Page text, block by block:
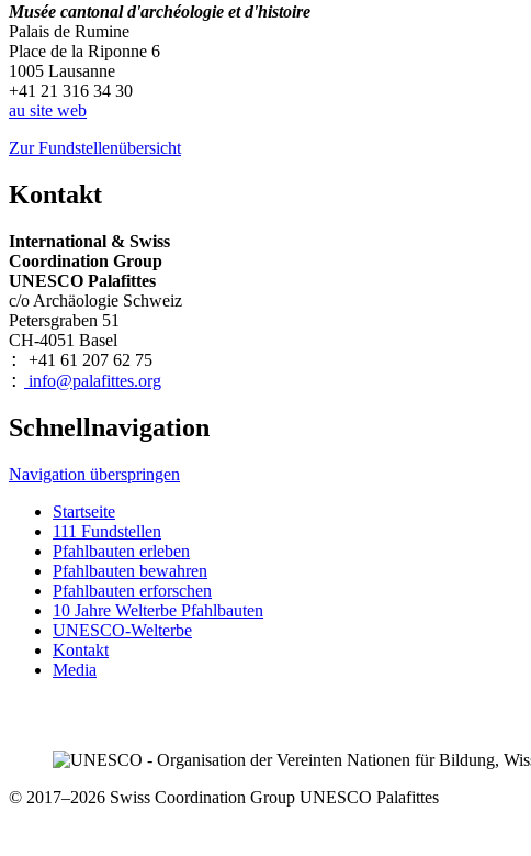
Musée cantonal d'archéologie et d'histoire
Palais de Rumine
Place de la Riponne 6
1005 Lausanne
+41 21 316 34 30
au site web
Zur Fundstellenübersicht
Kontakt
International & Swiss
Coordination Group
UNESCO Palafittes
c/o Archäologie Schweiz
Petersgraben 51
CH-4051 Basel
: +41 61 207 62 75
: info@palafittes.org
Schnellnavigation
Navigation überspringen
Startseite
111 Fundstellen
Pfahlbauten erleben
Pfahlbauten bewahren
Pfahlbauten erforschen
10 Jahre Welterbe Pfahlbauten
UNESCO-Welterbe
Kontakt
Media
© 2017–2026 Swiss Coordination Group UNESCO Palafittes